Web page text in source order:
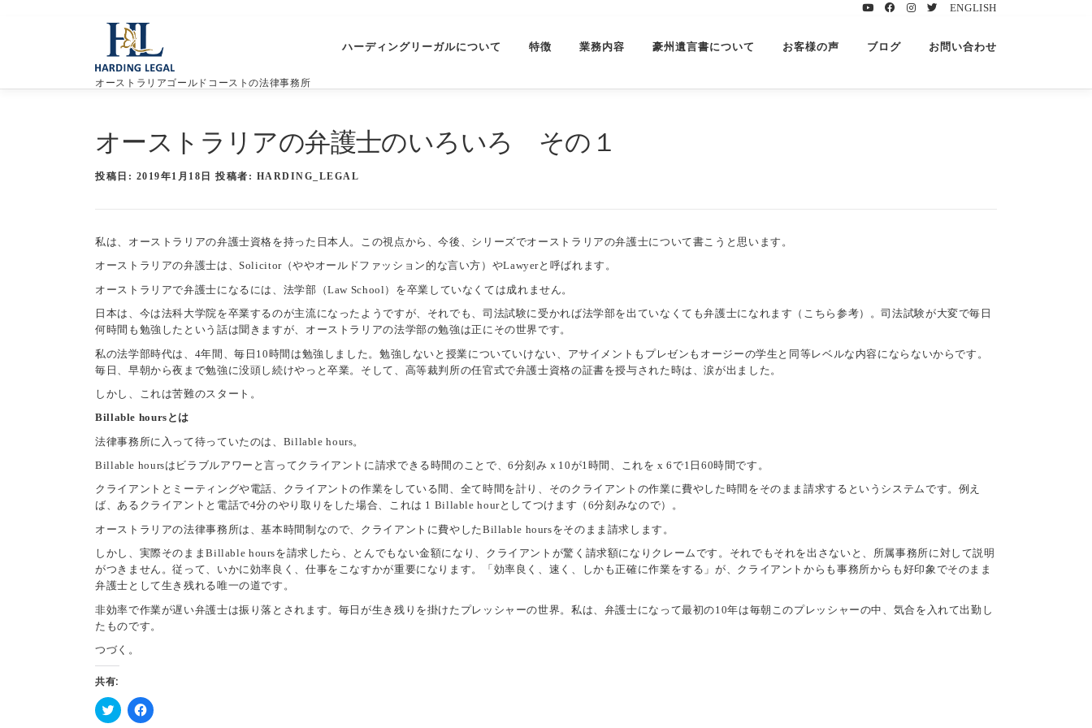
ENGLISH
ツ
オーストラリアゴールドコーストの法律事務所
ハーディングリーガルについて 特徴 業務内容 豪州遺言書について お客様の声 ブログ お問い合わせ
オーストラリアの弁護士のいろいろ その１
投稿日: 2019年1月18日 投稿者: HARDING_LEGAL
私は、オーストラリアの弁護士資格を持った日本人。この視点から、今後、シリーズでオーストラリアの弁護士について書こうと思います。
オーストラリアの弁護士は、Solicitor（ややオールドファッション的な言い方）やLawyerと呼ばれます。
オーストラリアで弁護士になるには、法学部（Law School）を卒業していなくては成れません。
日本は、今は法科大学院を卒業するのが主流になったようですが、それでも、司法試験に受かれば法学部を出ていなくても弁護士になれます（ こちら参考）。司法試験が大変で毎日
何時間も勉強したという話は聞きますが、オーストラリアの法学部の勉強は正にその世界です。
私の法学部時代は、4年間、毎日10時間は勉強しました。勉強しないと授業についていけない、アサイメントもプレゼンもオージーの学生と同等レベルな内容にならないからです。
毎日、早朝から夜まで勉強に没頭し続けやっと卒業。そして、高等裁判所の任官式で弁護士資格の証書を授与された時は、涙が出ました。
しかし、これは苦難のスタート。
Billable hoursとは
法律事務所に入って待っていたのは、Billable hours。
Billable hoursはビラブルアワーと言ってクライアントに請求できる時間のことで、6分刻みｘ10が1時間、これを x 6で1日60時間です。
クライアントとミーティングや電話、クライアントの作業をしている間、全て時間を計り、そのクライアントの作業に費やした時間をそのまま請求するというシステムです。例え
ば、あるクライアントと電話で4分のやり取りをした場合、これは 1 Billable hourとしてつけます（6分刻みなので）。
オーストラリアの法律事務所は、基本時間制なので、クライアントに費やしたBillable hoursをそのまま請求します。
しかし、実際そのままBillable hoursを請求したら、とんでもない金額になり、クライアントが驚く請求額になりクレームです。それでもそれを出さないと、所属事務所に対して説明
がつきません。従って、いかに効率良く、仕事をこなすかが重要になります。「効率良く、速く、しかも正確に作業をする」が、クライアントからも事務所からも好印象でそのまま
弁護士として生き残れる唯一の道です。
非効率で作業が遅い弁護士は振り落とされます。毎日が生き残りを掛けたプレッシャーの世界。私は、弁護士になって最初の10年は毎朝このプレッシャーの中、気合を入れて出勤し
たものです。
つづく。
共有:
ク F